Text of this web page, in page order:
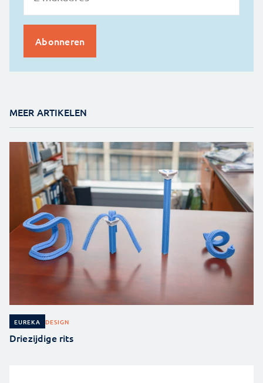
MEER ARTIKELEN
EUREKA DESIGN
Driezijdige rits